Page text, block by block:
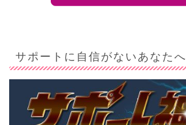
サポートに自信がないあなたへ